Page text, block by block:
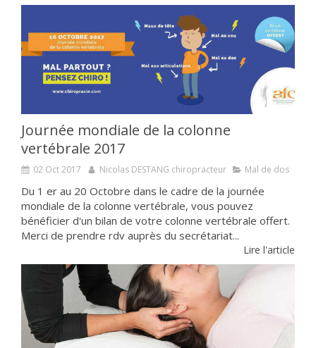
Journée mondiale de la colonne
vertébrale 2017
02 Oct 2017 Nicolas DESTANG chiropracteur Mal de dos
Du 1 er au 20 Octobre dans le cadre de la journée
mondiale de la colonne vertébrale, vous pouvez
bénéficier d'un bilan de votre colonne vertébrale offert.
Merci de prendre rdv auprès du secrétariat...
Lire l'article